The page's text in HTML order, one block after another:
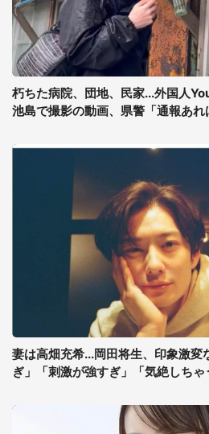
朽ちた病院、団地、民家...外国人
池島で撮影の動画、県警「通報あれ
妻は高畑充希...岡田将生、印象激変
ぎ」「刺激が強すぎ」「気絶しちゃ